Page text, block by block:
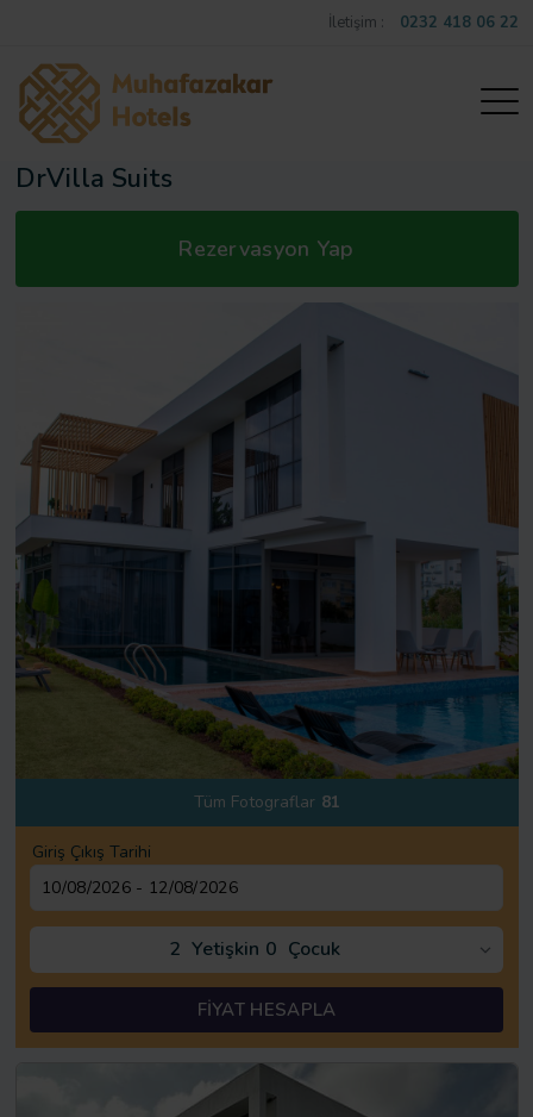
İletişim : 0232 418 06 22
DrVilla Suits
Rezervasyon Yap
Tüm Fotograflar 81
Giriş Çıkış Tarihi
2 Yetişkin 0 Çocuk
FİYAT HESAPLA